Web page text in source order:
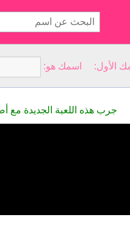
جرب هذه اللعبة الجديدة مع